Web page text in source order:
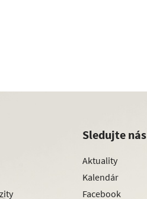
Sledujte nás
Aktuality
Kalendár
Facebook